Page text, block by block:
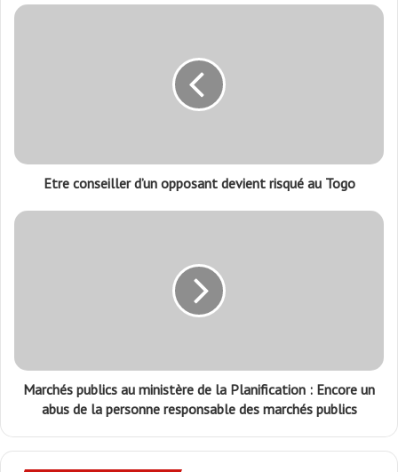
Etre conseiller d’un opposant devient risqué au Togo
Marchés publics au ministère de la Planification : Encore un
abus de la personne responsable des marchés publics